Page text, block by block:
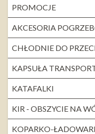
PROMOCJE
AKCESORIA
CHŁODNIE DO
KAPSUŁA
KATAFALKI
KIR - OBSZYCIE NA
KOPARKO-